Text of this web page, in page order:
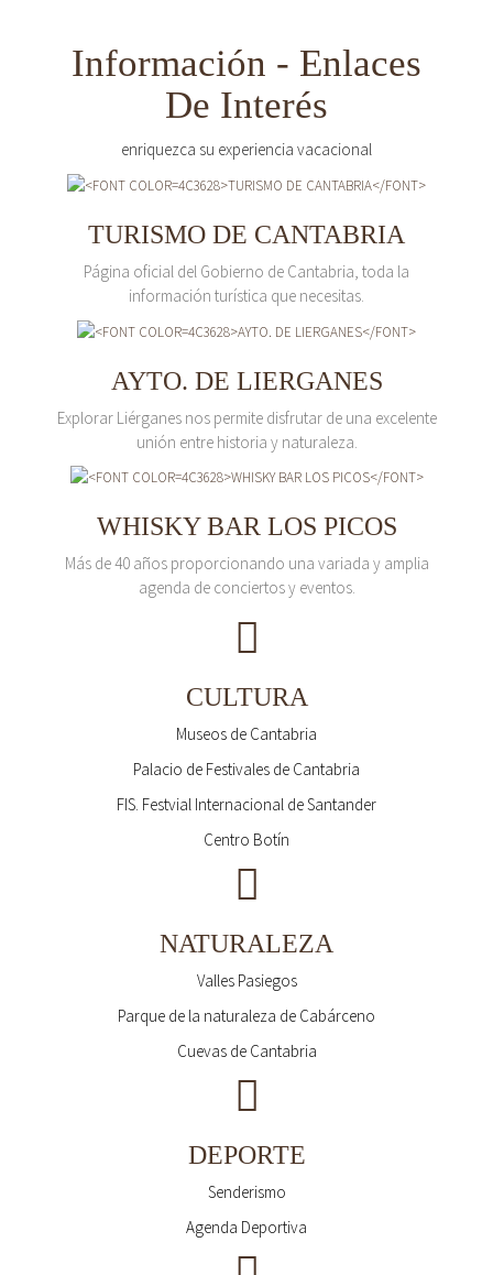
Información - Enlaces
De Interés
enriquezca su experiencia vacacional
TURISMO DE CANTABRIA
Página oficial del Gobierno de Cantabria, toda la
información turística que necesitas.
AYTO. DE LIERGANES
Explorar Liérganes nos permite disfrutar de una excelente
unión entre historia y naturaleza.
WHISKY BAR LOS PICOS
Más de 40 años proporcionando una variada y amplia
agenda de conciertos y eventos.
CULTURA
Museos de Cantabria
Palacio de Festivales de Cantabria
FIS. Festvial Internacional de Santander
Centro Botín
NATURALEZA
Valles Pasiegos
Parque de la naturaleza de Cabárceno
Cuevas de Cantabria
DEPORTE
Senderismo
Agenda Deportiva